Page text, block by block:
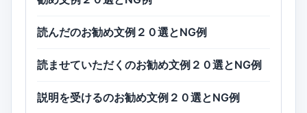
読んだのお勧め文例２０選とNG例
読ませていただくのお勧め文例２０選とNG例
説明を受けるのお勧め文例２０選とNG例